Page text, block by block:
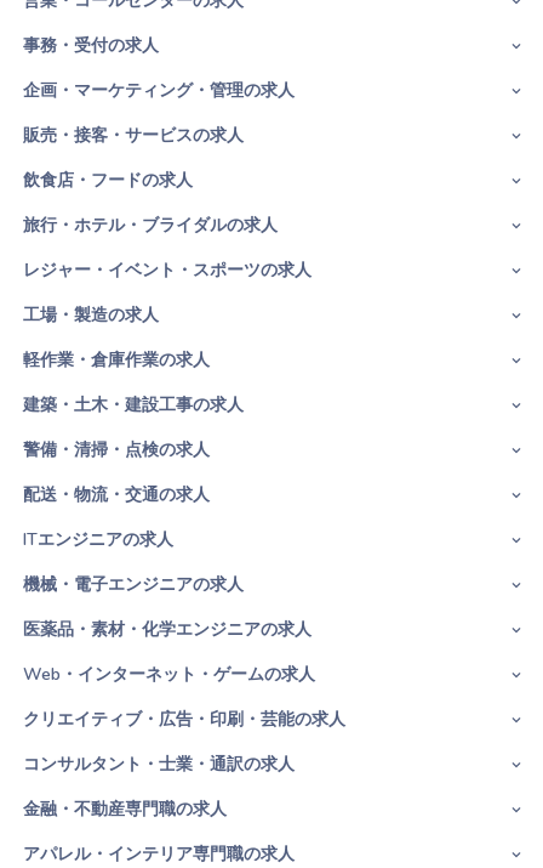
事務・受付の求人
企画・マーケティング・管理の求人
販売・接客・サービスの求人
飲食店・フードの求人
旅行・ホテル・ブライダルの求人
レジャー・イベント・スポーツの求人
工場・製造の求人
軽作業・倉庫作業の求人
建築・土木・建設工事の求人
警備・清掃・点検の求人
配送・物流・交通の求人
ITエンジニアの求人
機械・電子エンジニアの求人
医薬品・素材・化学エンジニアの求人
Web・インターネット・ゲームの求人
クリエイティブ・広告・印刷・芸能の求人
コンサルタント・士業・通訳の求人
金融・不動産専門職の求人
アパレル・インテリア専門職の求人